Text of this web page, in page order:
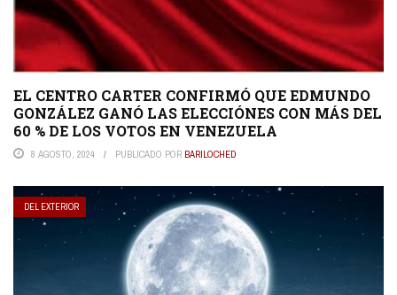
EL CENTRO CARTER CONFIRMÓ QUE EDMUNDO
GONZÁLEZ GANÓ LAS ELECCIÓNES CON MÁS DEL
60 % DE LOS VOTOS EN VENEZUELA
8 AGOSTO, 2024 PUBLICADO POR BARILOCHED
DEL EXTERIOR